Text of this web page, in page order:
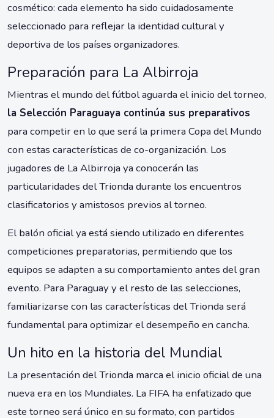
cosmético: cada elemento ha sido cuidadosamente
seleccionado para reflejar la identidad cultural y
deportiva de los países organizadores.
Preparación para La Albirroja
Mientras el mundo del fútbol aguarda el inicio del torneo,
la Selección Paraguaya continúa sus preparativos
para competir en lo que será la primera Copa del Mundo
con estas características de co-organización. Los
jugadores de La Albirroja ya conocerán las
particularidades del Trionda durante los encuentros
clasificatorios y amistosos previos al torneo.
El balón oficial ya está siendo utilizado en diferentes
competiciones preparatorias, permitiendo que los
equipos se adapten a su comportamiento antes del gran
evento. Para Paraguay y el resto de las selecciones,
familiarizarse con las características del Trionda será
fundamental para optimizar el desempeño en cancha.
Un hito en la historia del Mundial
La presentación del Trionda marca el inicio oficial de una
nueva era en los Mundiales. La FIFA ha enfatizado que
este torneo será único en su formato, con partidos